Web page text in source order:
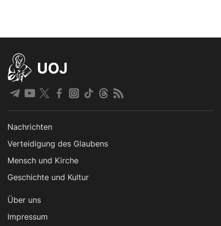
UOJ
Nachrichten
Verteidigung des Glaubens
Mensch und Kirche
Geschichte und Kultur
Über uns
Impressum